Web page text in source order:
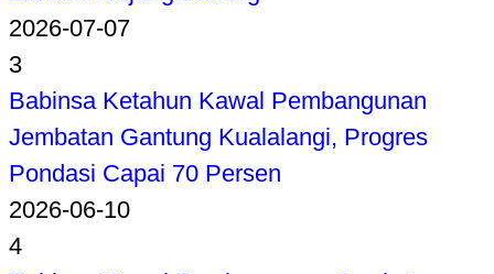
2026-07-07
3
Babinsa Ketahun Kawal Pembangunan
Jembatan Gantung Kualalangi, Progres
Pondasi Capai 70 Persen
2026-06-10
4